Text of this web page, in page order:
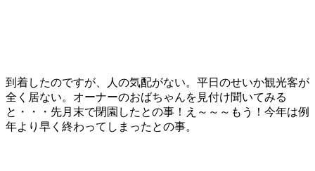
到着したのですが、人の気配がない。平日のせいか観光客が
全く居ない。オーナーのおばちゃんを見付け聞いてみる
と・・・先月末で閉園したとの事！え～～～もう！今年は例
年より早く終わってしまったとの事。